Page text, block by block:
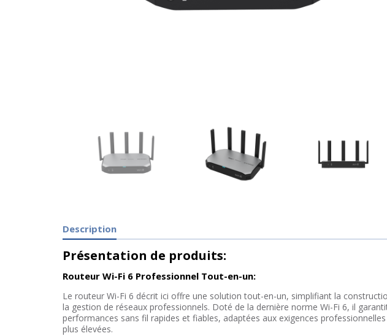
Description
Présentation de produits:
Routeur Wi-Fi 6 Professionnel Tout-en-un:
Le routeur Wi-Fi 6 décrit ici offre une solution tout-en-un, simplifiant la
la gestion de réseaux professionnels. Doté de la dernière norme Wi-Fi 6, il
performances sans fil rapides et fiables, adaptées aux exigences professionnelles
plus élevées.